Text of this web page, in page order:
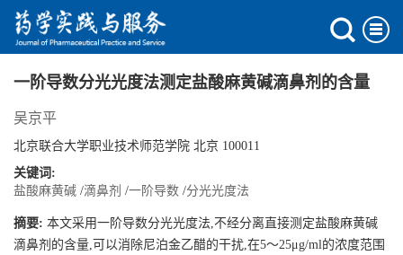
一阶导数分光光度法测定盐酸麻黄碱滴鼻剂的含量
吴京平
北京联合大学职业技术师范学院 北京 100011
关键词:
盐酸麻黄碱 /滴鼻剂 /一阶导数 /分光光度法
摘要: 本文采用一阶导数分光光度法,不经分离直接测定盐酸麻黄碱
滴鼻剂的含量,可以消除尼泊金乙醋的干扰,在5～25μg/ml的浓度范围